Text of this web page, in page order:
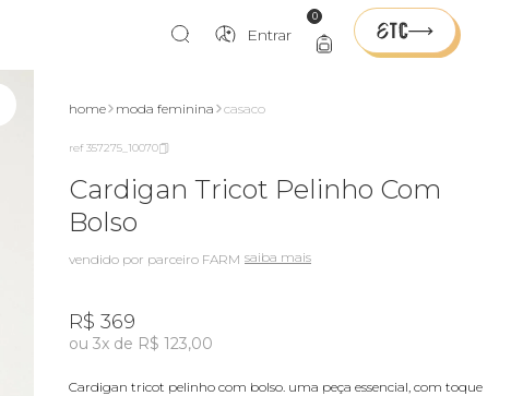
Entrar
0
home moda feminina casaco
ref 357275_10070
Cardigan Tricot Pelinho Com
Bolso
vendido por parceiro FARM saiba mais
R$ 369
ou 3x de R$ 123,00
cardigan tricot pelinho com bolso. uma peça essencial, com toque